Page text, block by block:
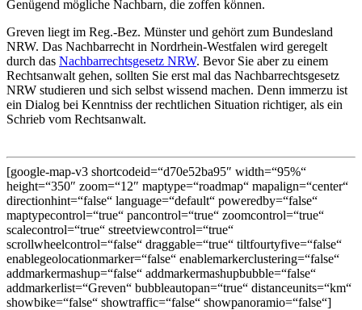
Genügend mögliche Nachbarn, die zoffen können.
Greven liegt im Reg.-Bez. Münster und gehört zum Bundesland
NRW. Das Nachbarrecht in Nordrhein-Westfalen wird geregelt
durch das Nachbarrechtsgesetz NRW. Bevor Sie aber zu einem
Rechtsanwalt gehen, sollten Sie erst mal das Nachbarrechtsgesetz
NRW studieren und sich selbst wissend machen. Denn immerzu ist
ein Dialog bei Kenntniss der rechtlichen Situation richtiger, als ein
Schrieb vom Rechtsanwalt.
[google-map-v3 shortcodeid=“d70e52ba95″ width=“95%“
height=“350″ zoom=“12″ maptype=“roadmap“ mapalign=“center“
directionhint=“false“ language=“default“ poweredby=“false“
maptypecontrol=“true“ pancontrol=“true“ zoomcontrol=“true“
scalecontrol=“true“ streetviewcontrol=“true“
scrollwheelcontrol=“false“ draggable=“true“ tiltfourtyfive=“false“
enablegeolocationmarker=“false“ enablemarkerclustering=“false“
addmarkermashup=“false“ addmarkermashupbubble=“false“
addmarkerlist=“Greven“ bubbleautopan=“true“ distanceunits=“km“
showbike=“false“ showtraffic=“false“ showpanoramio=“false“]